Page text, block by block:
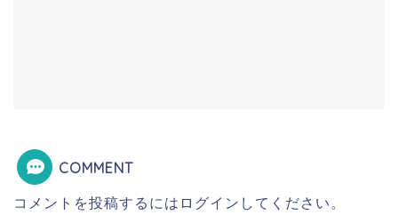
COMMENT
コメントを投稿するには ログイン してください。